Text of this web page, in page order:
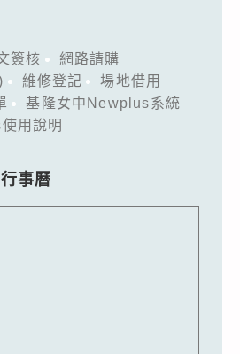
簽核
網路請購
維修登記
場地借用
基隆女中Newplus系統
用說明
事曆